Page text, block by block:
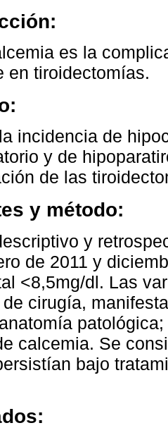
es la
en tiroidectomías.
incidencia de
y de
de las
y método:
y
de 2011 y
<8,5mg/dl. Las
cirugía,
calcemia. Se
bajo